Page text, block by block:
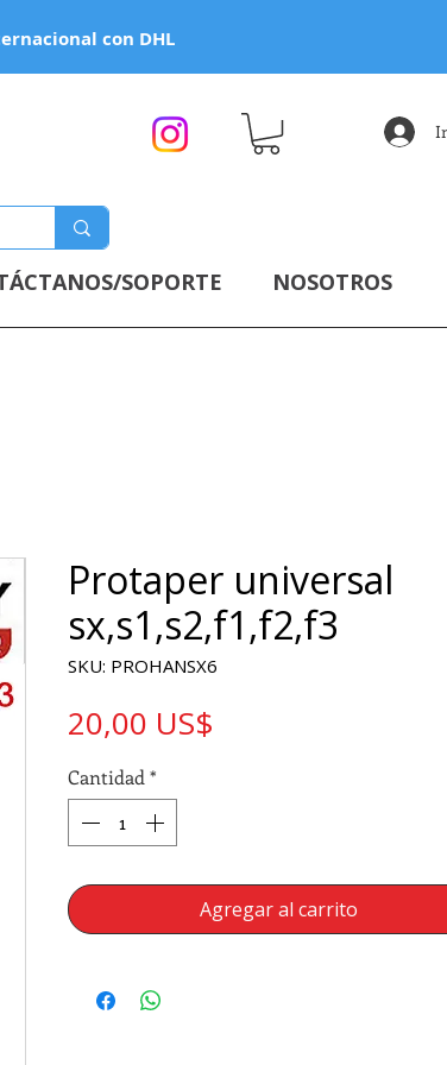
con DHL
SOPORTE NOSOTROS
Protaper universal
sx,s1,s2,f1,f2,f3
SKU: PROHANSX6
20,00 US$
Cantidad*
Agregar al carrito